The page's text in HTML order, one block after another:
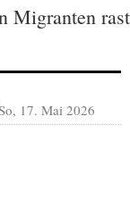
Migranten rast
17. Mai 2026